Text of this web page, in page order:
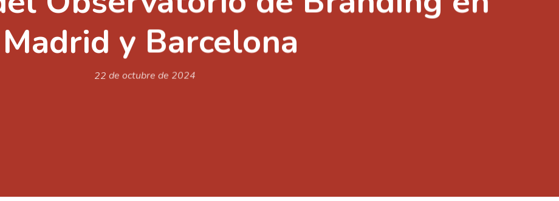
Madrid y Barcelona
22 de octubre de 2024